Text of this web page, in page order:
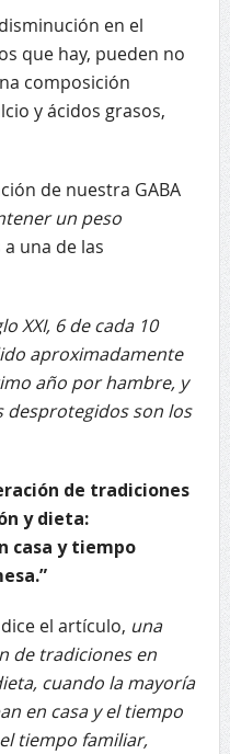
en el
que hay, pueden no
composición
y ácidos grasos,
de nuestra GABA
un peso
una de las
XXI, 6 de cada 10
aproximadamente
año por hambre, y
desprotegidos son los
de tradiciones
y dieta:
casa y tiempo
el artículo, una
de tradiciones en
cuando la mayoría
en casa y el tiempo
tiempo familiar,